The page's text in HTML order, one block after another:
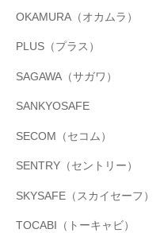
OKAMURA（オカムラ）
PLUS（プラス）
SAGAWA（サガワ）
SANKYOSAFE
SECOM（セコム）
SENTRY（セントリー）
SKYSAFE（スカイセーフ）
TOCABI（トーキャビ）